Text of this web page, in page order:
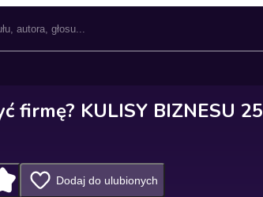
firmę? KULISY BIZNESU 25
Dodaj do ulubionych